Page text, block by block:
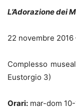
L’Adorazione dei
22 novembre
Complesso
Eustorgio 3)
Orari: mar-dom